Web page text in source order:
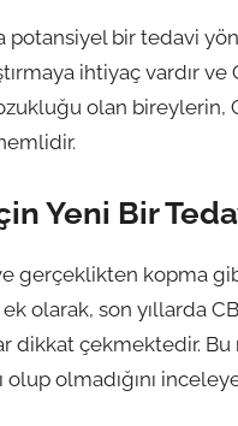
potansiyel bir tedavi
ihtiyaç vardır ve
olan bireylerin,
Yeni Bir
gerçeklikten kopma
olarak, son yıllarda
çekmektedir. Bu
olmadığını